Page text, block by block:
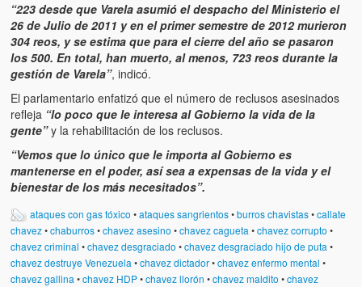
“223 desde que Varela asumió el despacho del Ministerio el
26 de Julio de 2011 y en el primer semestre de 2012 murieron
304 reos, y se estima que para el cierre del año se pasaron
los 500. En total, han muerto, al menos, 723 reos durante la
gestión de Varela”, indicó.
El parlamentario enfatizó que el número de reclusos asesinados
refleja “lo poco que le interesa al Gobierno la vida de la
gente”y la rehabilitación de los reclusos.
“Vemos que lo único que le importa al Gobierno es
mantenerse en el poder, así sea a expensas de la vida y el
bienestar de los más necesitados”.
ataques con gas tóxico •ataques sangrientos•burros chavistas•callate
chavez•chaburros•chavez asesino •chavez cagueta •chavez corrupto •
chavez criminal •chavez desgraciado •chavez desgraciado hijo de puta •
chavez destruye Venezuela •chavez dictador•chavez enfermo mental •
chavez gallina •chavez HDP•chavez llorón •chavez maldito •chavez